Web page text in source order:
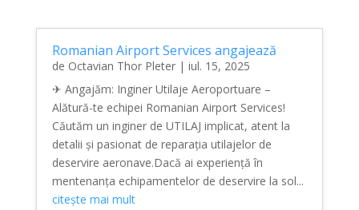
Romanian Airport Services angajează
de Octavian Thor Pleter| iul. 15, 2025
✈ Angajăm: Inginer Utilaje Aeroportuare –
Alătură-te echipei Romanian Airport Services!
Căutăm un inginer de UTILAJ implicat, atent la
detalii și pasionat de reparația utilajelor de
deservire aeronave.Dacă ai experiență în
mentenanța echipamentelor de deservire la sol...
citește mai mult